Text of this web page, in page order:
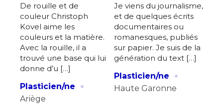
De rouille et de
couleur Christoph
Kovel aime les
couleurs et la matière.
Avec la rouille, il a
trouvé une base qui lui
donne d’u […]
Plasticien/ne
·
Ariège
Je viens du journalisme,
et de quelques écrits
documentaires ou
romanesques, publiés
sur papier. Je suis de la
génération du text […]
Plasticien/ne
·
Haute Garonne